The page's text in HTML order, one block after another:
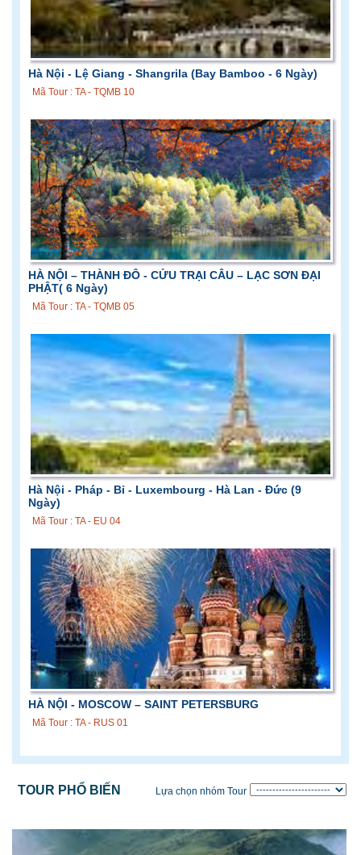
Hà Nội - Lệ Giang - Shangrila (Bay Bamboo - 6 Ngày)
Mã Tour : TA - TQMB 10
HÀ NỘI – THÀNH ĐÔ - CỬU TRẠI CÂU – LẠC SƠN ĐẠI
PHẬT( 6 Ngày)
Mã Tour : TA - TQMB 05
Hà Nội - Pháp - Bỉ - Luxembourg - Hà Lan - Đức (9
Ngày)
Mã Tour : TA - EU 04
HÀ NỘI - MOSCOW – SAINT PETERSBURG
Mã Tour : TA - RUS 01
TOUR PHỔ BIẾN Lựa chọn nhóm Tour